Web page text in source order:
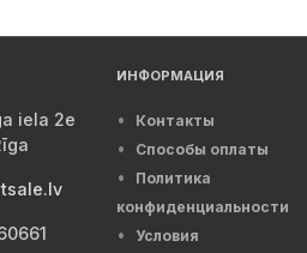
iela 2e
ИНФОРМАЦИЯ
Контакты
Способы оплаты
Политика
конфиденциальности
Условия